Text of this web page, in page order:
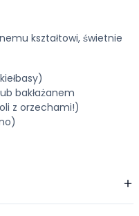
kształtowi, świetnie
bakłażanem
z orzechami!)